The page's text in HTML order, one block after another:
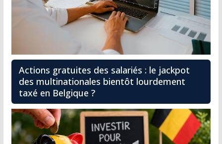
Actions gratuites des salariés : le jackpot
des multinationales bientôt lourdement
taxé en Belgique ?